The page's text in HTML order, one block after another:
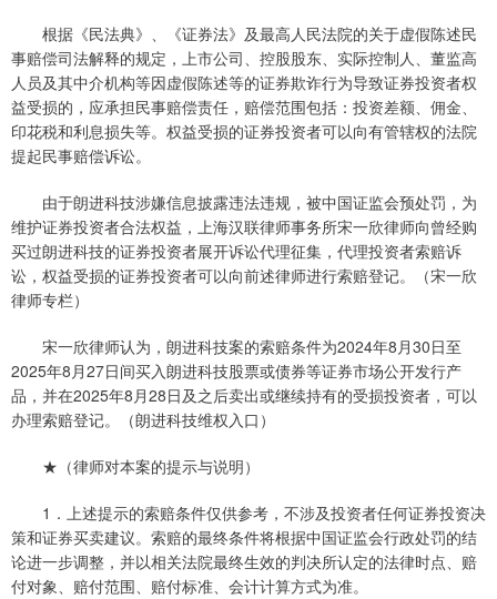
根据《民法典》、《证券法》及最高人民法院的关于虚假陈述民
事赔偿司法解释的规定，上市公司、控股股东、实际控制人、董监高
人员及其中介机构等因虚假陈述等的证券欺诈行为导致证券投资者权
益受损的，应承担民事赔偿责任，赔偿范围包括：投资差额、佣金、
印花税和利息损失等。权益受损的证券投资者可以向有管辖权的法院
提起民事赔偿诉讼。
由于朗进科技涉嫌信息披露违法违规，被中国证监会预处罚，为
维护证券投资者合法权益，上海汉联律师事务所宋一欣律师向曾经购
买过朗进科技的证券投资者展开诉讼代理征集，代理投资者索赔诉
讼，权益受损的证券投资者可以向前述律师进行索赔登记。（宋一欣
律师专栏）
宋一欣律师认为，朗进科技案的索赔条件为2024年8月30日至
2025年8月27日间买入朗进科技股票或债券等证券市场公开发行产
品，并在2025年8月28日及之后卖出或继续持有的受损投资者，可以
办理索赔登记。（朗进科技维权入口）
★（律师对本案的提示与说明）
1．上述提示的索赔条件仅供参考，不涉及投资者任何证券投资决
策和证券买卖建议。索赔的最终条件将根据中国证监会行政处罚的结
论进一步调整，并以相关法院最终生效的判决所认定的法律时点、赔
付对象、赔付范围、赔付标准、会计计算方式为准。